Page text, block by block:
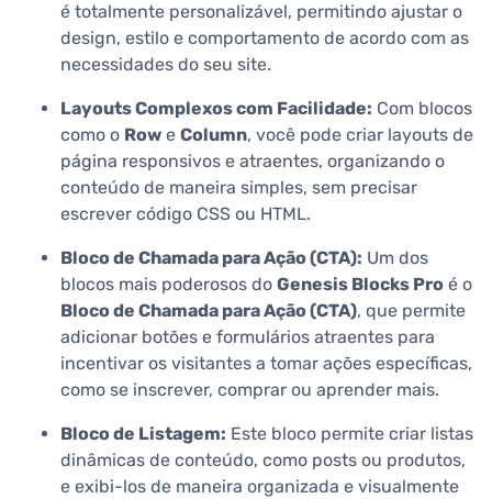
é totalmente personalizável, permitindo ajustar o
design, estilo e comportamento de acordo com as
necessidades do seu site.
Layouts Complexos com Facilidade: Com blocos
como o Row e Column, você pode criar layouts de
página responsivos e atraentes, organizando o
conteúdo de maneira simples, sem precisar
escrever código CSS ou HTML.
Bloco de Chamada para Ação (CTA): Um dos
blocos mais poderosos do Genesis Blocks Pro é o
Bloco de Chamada para Ação (CTA), que permite
adicionar botões e formulários atraentes para
incentivar os visitantes a tomar ações específicas,
como se inscrever, comprar ou aprender mais.
Bloco de Listagem: Este bloco permite criar listas
dinâmicas de conteúdo, como posts ou produtos,
e exibi-los de maneira organizada e visualmente